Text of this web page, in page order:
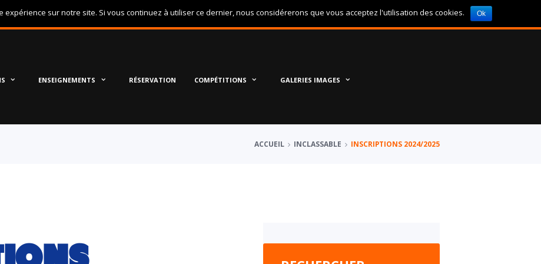
FAVORIS
ENSEIGNEMENTS RÉSERVATION COMPÉTITIONS GALERIES IMAGES
ACCUEIL INCLASSABLE INSCRIPTIONS 2024/2025
sur notre site. Si vous continuez à utiliser ce dernier, nous considérerons que vous acceptez l'utilisation des cookies. Ok